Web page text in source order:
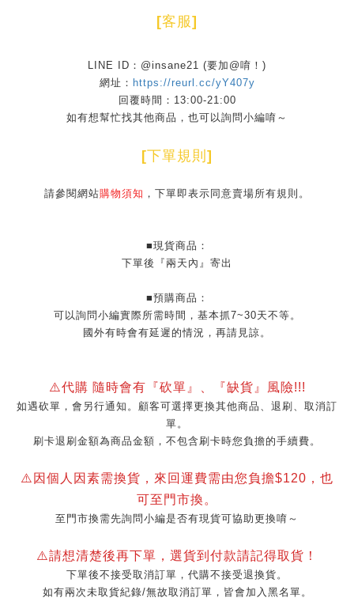
[客服]
LINE ID：@insane21 (要加@唷！)
網址： https://reurl.cc/yY407y
回覆時間：13:00-21:00
如有想幫忙找其他商品，也可以詢問小編唷～
[下單規則 ]
請參閱網站購物須知 ，下單即表示同意賣場所有規則。
■現貨商品：
下單後『兩天內』寄出
■預購商品：
可以詢問小編實際所需時間，基本抓7~30天不等。
國外有時會有延遲的情況，再請見諒。
⚠️代購 隨時會有『砍單』、『缺貨』風險!!!
如遇砍單，會另行通知。顧客可選擇更換其他商品、退刷、取消訂
單。
刷卡退刷金額為商品金額，不包含刷卡時您負擔的手續費。
⚠️因個人因素需換貨，來回運費需由您負擔$120，也
可至門市換。
至門市換需先詢問小編是否有現貨可協助更換唷～
⚠️請想清楚後再下單，選貨到付款請記得取貨！
下單後不接受取消訂單，代購不接受退換貨。
如有兩次未取貨紀錄/無故取消訂單，皆會加入黑名單。